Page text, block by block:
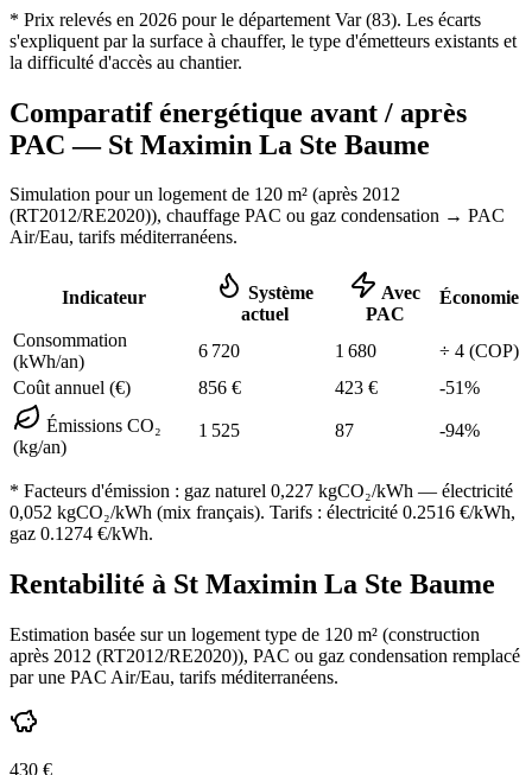
* Prix relevés en 2026 pour le département Var(83). Les écarts
s'expliquent par la surface à chauffer, le type d'émetteurs existants et
la difficulté d'accès au chantier.
Comparatif énergétique avant / après
PAC — St Maximin La Ste Baume
Simulation pour un logement de 120 m² (après 2012
(RT2012/RE2020)), chauffage PAC ou gaz condensation → PAC
Air/Eau, tarifs méditerranéens.
Indicateur
Système
actuel
Avec
PAC
Économie
Consommation
(kWh/an)
6 720 1 680 ÷ 4 (COP)
Coût annuel (€)
856 € 423 € -51%
Émissions CO₂
(kg/an)
1 525 87 -94%
* Facteurs d'émission : gaz naturel 0,227 kgCO₂/kWh — électricité
0,052 kgCO₂/kWh (mix français). Tarifs : électricité 0.2516 €/kWh,
gaz 0.1274 €/kWh.
Rentabilité à St Maximin La Ste Baume
Estimation basée sur un logement type de 120 m² (construction
après 2012 (RT2012/RE2020)), PAC ou gaz condensation remplacé
par une PAC Air/Eau, tarifs méditerranéens.
430 €